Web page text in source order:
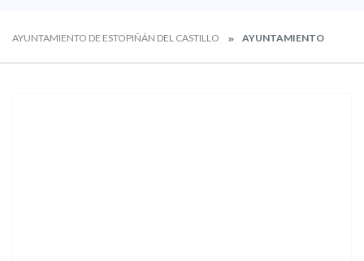
AYUNTAMIENTO DE ESTOPIÑÁN DEL CASTILLO AYUNTAMIENTO